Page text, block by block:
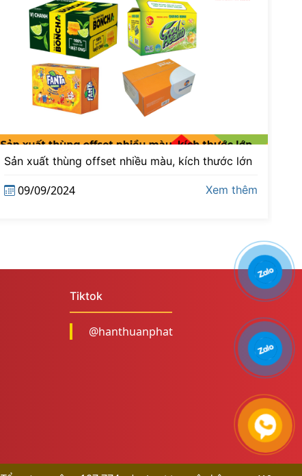
Sản xuất thùng offset nhiều màu, kích thước lớn
09/09/2024 Xem thêm
Tiktok
@hanthuanphat